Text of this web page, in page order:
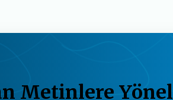
Metinlere